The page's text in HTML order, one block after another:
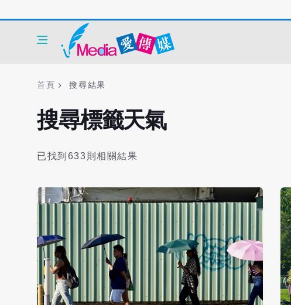
首頁 搜尋結果
搜尋標籤天氣
已找到633則相關結果